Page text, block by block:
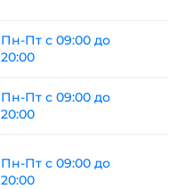
Пн-Пт с 09:00 до
20:00
Пн-Пт с 09:00 до
20:00
Пн-Пт с 09:00 до
20:00